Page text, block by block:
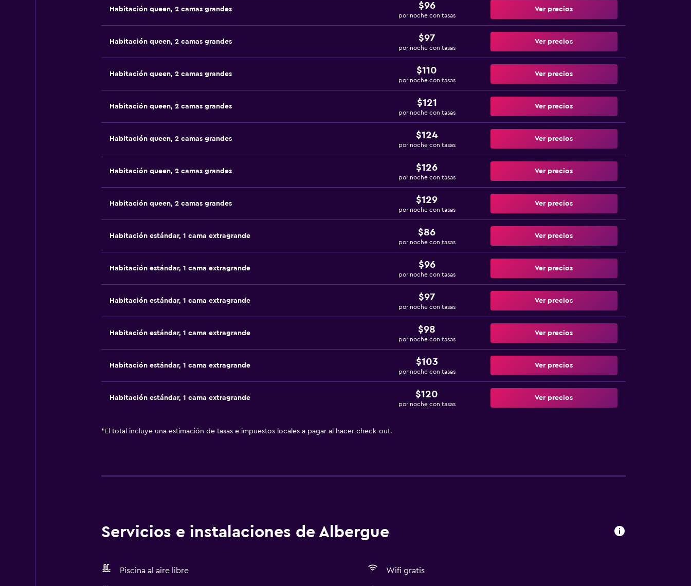
Habitación queen, 2 camas grandes $96
por noche con tasas
Ver precios
Habitación queen, 2 camas grandes $97
por noche con tasas
Ver precios
Habitación queen, 2 camas grandes $110
por noche con tasas
Ver precios
Habitación queen, 2 camas grandes $121
por noche con tasas
Ver precios
Habitación queen, 2 camas grandes $124
por noche con tasas
Ver precios
Habitación queen, 2 camas grandes $126
por noche con tasas
Ver precios
Habitación queen, 2 camas grandes $129
por noche con tasas
Ver precios
Habitación estándar, 1 cama extragrande $86
por noche con tasas
Ver precios
Habitación estándar, 1 cama extragrande $96
por noche con tasas
Ver precios
Habitación estándar, 1 cama extragrande $97
por noche con tasas
Ver precios
Habitación estándar, 1 cama extragrande $98
por noche con tasas
Ver precios
Habitación estándar, 1 cama extragrande $103
por noche con tasas
Ver precios
Habitación estándar, 1 cama extragrande $120
por noche con tasas
Ver precios
* El total incluye una estimación de tasas e impuestos locales a pagar al hacer check-out.
Servicios e instalaciones de Albergue
Piscina al aire libre Wifi gratis